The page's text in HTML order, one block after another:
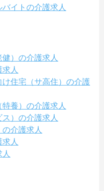
イトの介護求人
）の介護求人
人
住宅（サ高住）の介護
養）の介護求人
）の介護求人
介護求人
人